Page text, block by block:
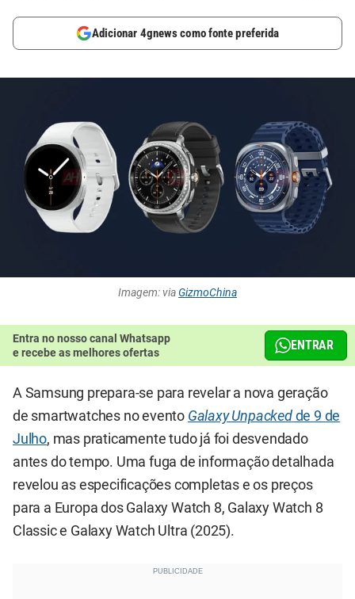
Adicionar 4gnews como fonte preferida
Imagem: viaGizmoChina
Entra no nosso canal Whatsapp
e recebe as melhores ofertas
ENTRAR
A Samsung prepara-se para revelar a nova geração
de smartwatches no evento Galaxy Unpackedde 9 de
Julho, mas praticamente tudo já foi desvendado
antes do tempo. Uma fuga de informação detalhada
revelou as especificações completas e os preços
para a Europa dos Galaxy Watch 8, Galaxy Watch 8
Classic e Galaxy Watch Ultra (2025).